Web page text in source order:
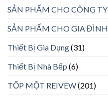
SẢN PHẨM CHO CÔNG TY
SẢN PHẨM CHO GIA ĐÌNH
Thiết Bị Gia Dụng(31)
Thiết Bị Nhà Bếp (6)
TỐP MỘT REIVEW(201)